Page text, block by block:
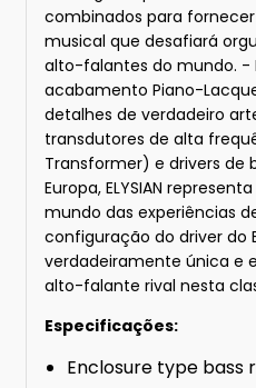
combinados para
musical que desafiará
alto-falantes do mundo. -
acabamento Piano-
detalhes de verdadeiro
transdutores de alta
Transformer) e drivers de
Europa, ELYSIAN
mundo das experiências
configuração do driver do
verdadeiramente única e
alto-falante rival nesta
Especificações:
Enclosure type bass